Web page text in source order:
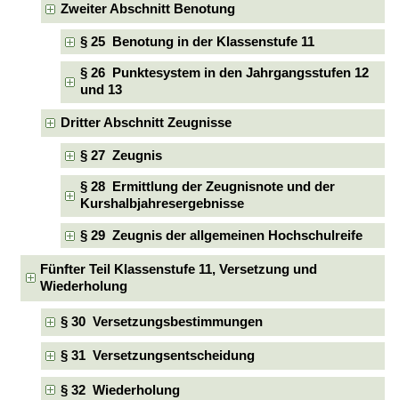
Zweiter Abschnitt Benotung
§ 25 Benotung in der Klassenstufe 11
§ 26 Punktesystem in den Jahrgangsstufen 12
und 13
Dritter Abschnitt Zeugnisse
§ 27 Zeugnis
§ 28 Ermittlung der Zeugnisnote und der
Kurshalbjahresergebnisse
§ 29 Zeugnis der allgemeinen Hochschulreife
Fünfter Teil Klassenstufe 11, Versetzung und
Wiederholung
§ 30 Versetzungsbestimmungen
§ 31 Versetzungsentscheidung
§ 32 Wiederholung